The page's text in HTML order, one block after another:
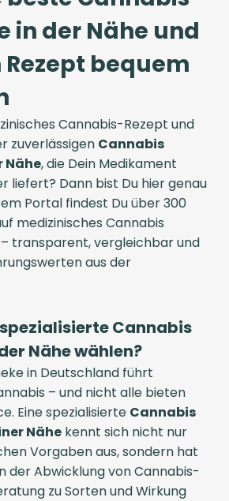
in der Nähe und
Rezept bequem
Cannabis-Rezept und
zuverlässigen Cannabis
Nähe, die Dein Medikament
liefert? Dann bist Du hier genau
Portal findest Du über 300
medizinisches Cannabis
transparent, vergleichbar und
aus der
Cannabis
Nähe wählen?
in Deutschland führt
– und nicht alle bieten
Eine spezialisierte Cannabis
Nähe kennt sich nicht nur
Vorgaben aus, sondern hat
der Abwicklung von Cannabis-
zu Sorten und Wirkung